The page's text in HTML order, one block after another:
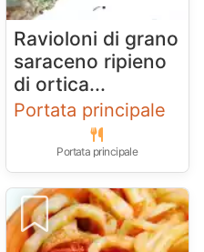
Ravioloni di grano
saraceno ripieno
di ortica...
Portata principale
Portata principale